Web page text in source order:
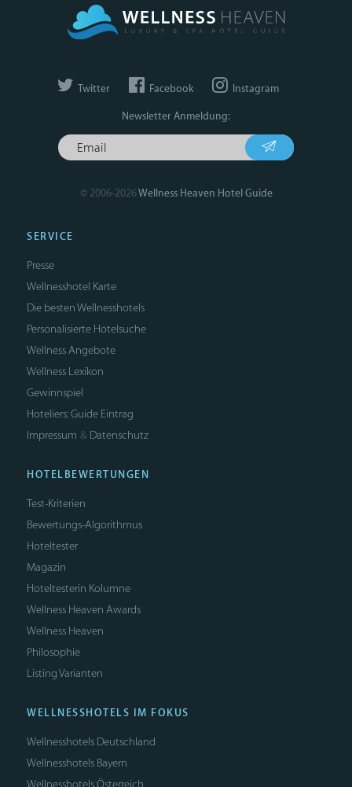
Twitter Facebook Instagram
Newsletter Anmeldung:
© 2006-2026Wellness Heaven Hotel Guide
SERVICE
Presse
Wellnesshotel Karte
Die besten Wellnesshotels
Personalisierte Hotelsuche
Wellness Angebote
Wellness Lexikon
Gewinnspiel
Hoteliers: Guide Eintrag
Impressum & Datenschutz
HOTELBEWERTUNGEN
Test-Kriterien
Bewertungs-Algorithmus
Hoteltester
Magazin
Hoteltesterin Kolumne
Wellness Heaven Awards
Wellness Heaven
Philosophie
Listing Varianten
WELLNESSHOTELS IM FOKUS
Wellnesshotels Deutschland
Wellnesshotels Bayern